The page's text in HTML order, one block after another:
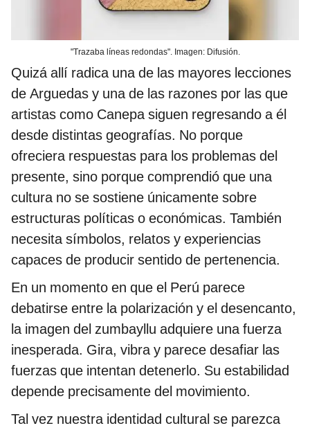
"Trazaba líneas redondas". Imagen: Difusión.
Quizá allí radica una de las mayores lecciones
de Arguedas y una de las razones por las que
artistas como Canepa siguen regresando a él
desde distintas geografías. No porque
ofreciera respuestas para los problemas del
presente, sino porque comprendió que una
cultura no se sostiene únicamente sobre
estructuras políticas o económicas. También
necesita símbolos, relatos y experiencias
capaces de producir sentido de pertenencia.
En un momento en que el Perú parece
debatirse entre la polarización y el desencanto,
la imagen del zumbayllu adquiere una fuerza
inesperada. Gira, vibra y parece desafiar las
fuerzas que intentan detenerlo. Su estabilidad
depende precisamente del movimiento.
Tal vez nuestra identidad cultural se parezca